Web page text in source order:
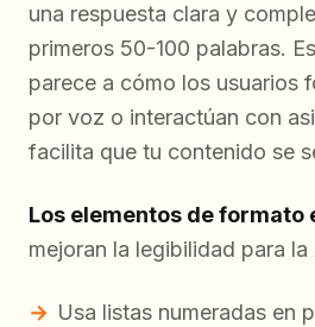
una respuesta clara y
primeros 50-100 palabras.
parece a cómo los usuarios
por voz o interactúan con
facilita que tu contenido se
Los elementos de formato
mejoran la legibilidad para la
Usa listas numeradas en